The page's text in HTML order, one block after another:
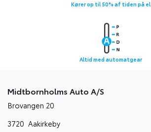
Kører op til 50% af tiden på el
Altid med automatgear
Midtbornholms Auto A/S
Brovangen 20
3720 Aakirkeby